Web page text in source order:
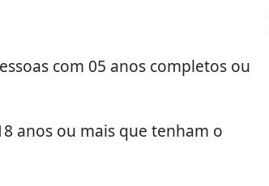
com 05 anos completos ou
anos ou mais que tenham o